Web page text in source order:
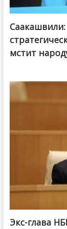
Саакашвили:
мстит
Экс-глава